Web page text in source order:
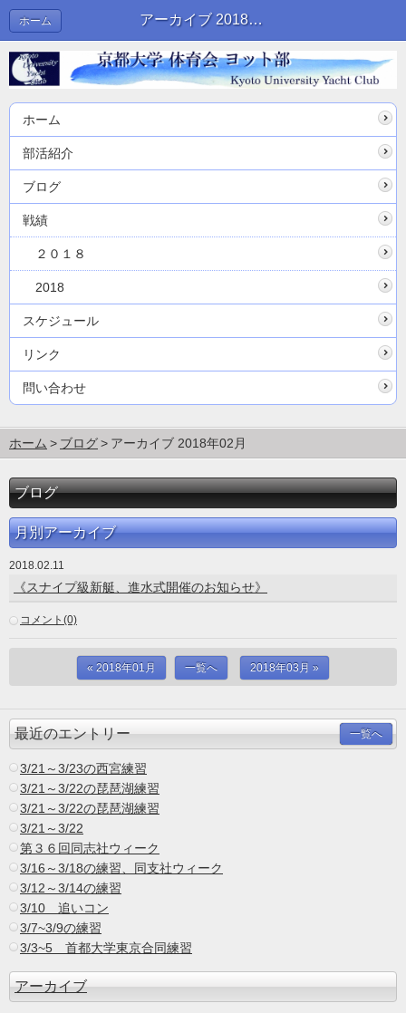
アーカイブ 2018年02月 | ブログ
ホーム
ホーム
部活紹介
ブログ
戦績
２０１８
2018
スケジュール
リンク
問い合わせ
ホーム ブログ アーカイブ 2018年02月
ブログ
月別アーカイブ
2018.02.11
《スナイプ級新艇、進水式開催のお知らせ》
コメント(0)
« 2018年01月 一覧へ 2018年03月 »
最近のエントリー 一覧へ
3/21～3/23の西宮練習
3/21～3/22の琵琶湖練習
3/21～3/22の琵琶湖練習
3/21～3/22
第３６回同志社ウィーク
3/16～3/18の練習、同支社ウィーク
3/12～3/14の練習
3/10 追いコン
3/7~3/9の練習
3/3~5 首都大学東京合同練習
アーカイブ